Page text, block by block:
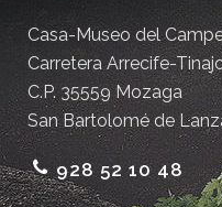
Casa-Museo del
Carretera Arrecife-
C.P. 35559 Mozaga
San Bartolomé de
928 52 10 48